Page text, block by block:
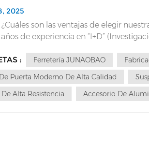
2025
son las ventajas de elegir
de experiencia en “I+D”
:
Ferretería JUNAOBAO
Puerta Moderno De Alta Calidad
De Alta Resistencia
Accesorio De